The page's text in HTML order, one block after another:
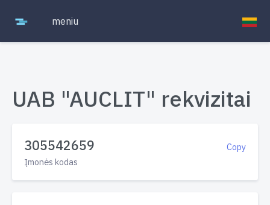
meniu
UAB "AUCLIT" rekvizitai
Copy
305542659
Įmonės kodas